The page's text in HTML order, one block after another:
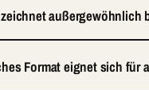
außergewöhnlich
Format eignet sich für